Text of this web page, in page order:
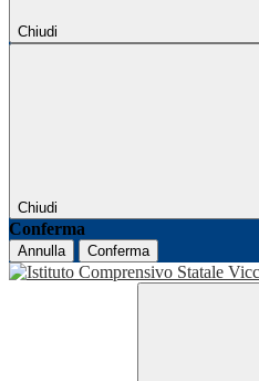
Chiudi
Chiudi
Conferma
Annulla Conferma